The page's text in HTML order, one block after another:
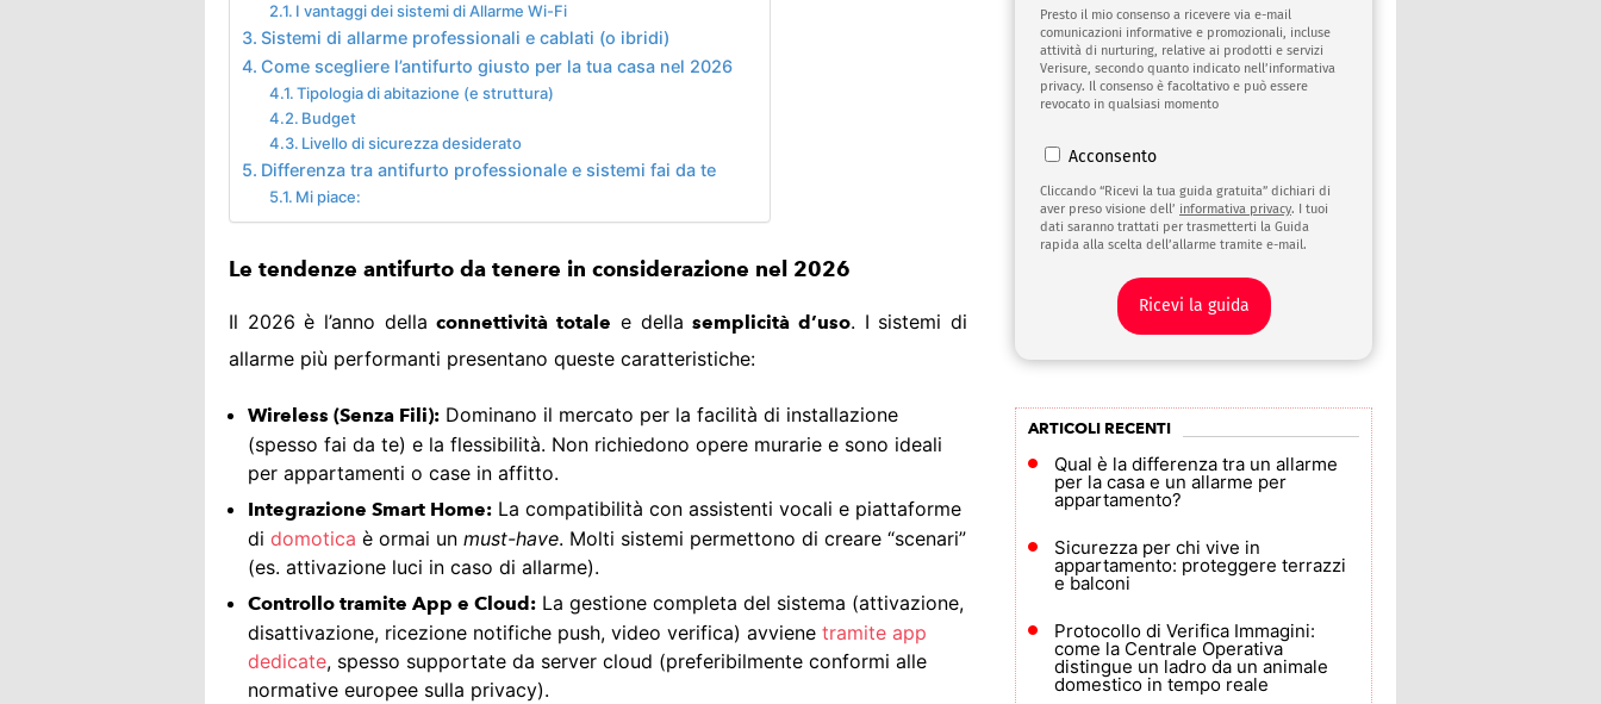
I vantaggi dei sistemi di Allarme Wi-Fi
Sistemi di allarme professionali e cablati (o ibridi)
Come scegliere l’antifurto giusto per la tua casa nel 2026
Tipologia di abitazione (e struttura)
Budget
Livello di sicurezza desiderato
Differenza tra antifurto professionale e sistemi fai da te
Mi piace:
Le tendenze antifurto da tenere in considerazione nel 2026
Il 2026 è l’anno dellaconnettività totale e dellasemplicità d’uso. I sistemi di
allarme più performanti presentano queste caratteristiche:
Wireless (Senza Fili): Dominano il mercato per la facilità di installazione
(spesso fai da te) e la flessibilità. Non richiedono opere murarie e sono ideali
per appartamenti o case in affitto.
Integrazione Smart Home: La compatibilità con assistenti vocali e piattaforme
di domotica è ormai un must-have. Molti sistemi permettono di creare “scenari”
(es. attivazione luci in caso di allarme).
Controllo tramite App e Cloud: La gestione completa del sistema (attivazione,
disattivazione, ricezione notifiche push, video verifica) avviene tramite app
dedicate, spesso supportate da server cloud (preferibilmente conformi alle
normative europee sulla privacy).
Presto il mio consenso a ricevere via e-mail
comunicazioni informative e promozionali, incluse
attività di nurturing, relative ai prodotti e servizi
Verisure, secondo quanto indicato nell’informativa
privacy. Il consenso è facoltativo e può essere
revocato in qualsiasi momento
Acconsento
Cliccando “Ricevi la tua guida gratuita” dichiari di
aver preso visione dell’ informativa privacy. I tuoi
dati saranno trattati per trasmetterti la Guida
rapida alla scelta dell’allarme tramite e-mail.
Ricevi la guida
ARTICOLI RECENTI
Qual è la differenza tra un allarme
per la casa e un allarme per
appartamento?
Sicurezza per chi vive in
appartamento: proteggere terrazzi
e balconi
Protocollo di Verifica Immagini:
come la Centrale Operativa
distingue un ladro da un animale
domestico in tempo reale